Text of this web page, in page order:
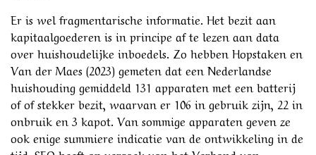
Er is wel fragmentarische informatie. Het bezit aan
kapitaalgoederen is in principe af te lezen aan data
over huishoudelijke inboedels. Zo hebben Hopstaken en
Van der Maes (2023) gemeten dat een Nederlandse
huishouding gemiddeld 131 apparaten met een batterij
of of stekker bezit, waarvan er 106 in gebruik zijn, 22 in
onbruik en 3 kapot. Van sommige apparaten geven ze
ook enige summiere indicatie van de ontwikkeling in de